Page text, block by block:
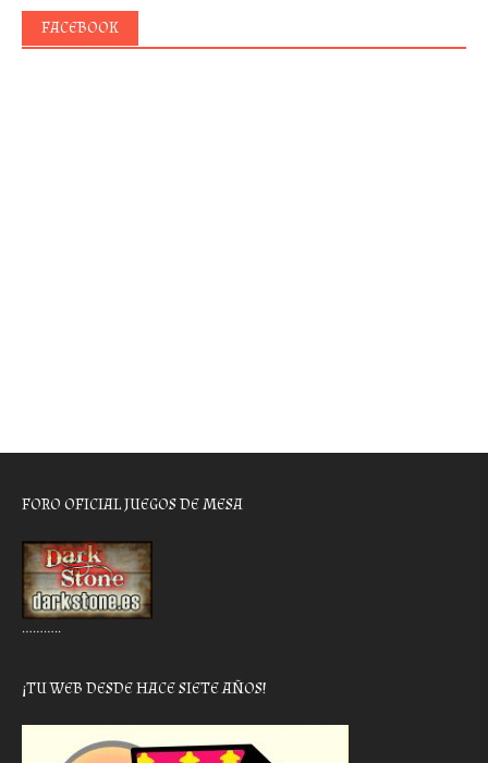
FACEBOOK
FORO OFICIAL JUEGOS DE MESA
………..
¡TU WEB DESDE HACE SIETE AÑOS!